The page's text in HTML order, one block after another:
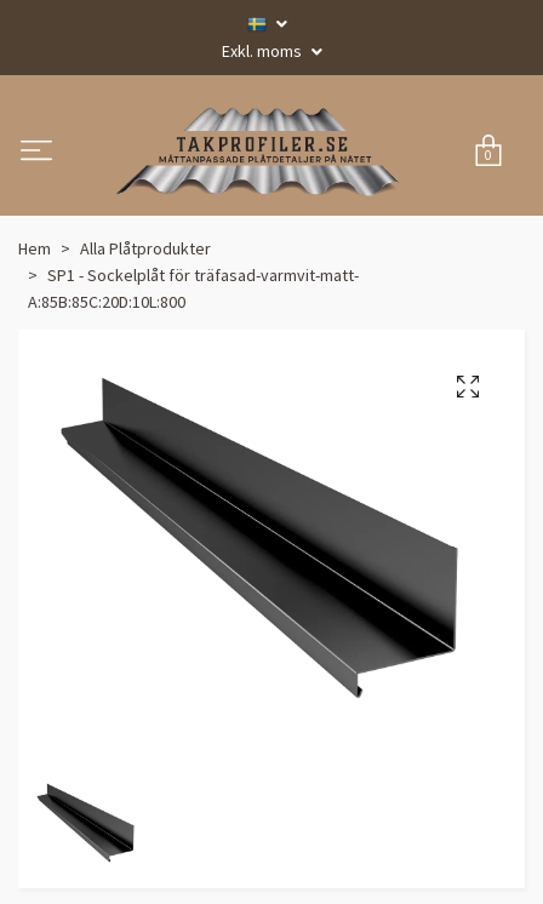
Exkl. moms
0
Hem
Alla Plåtprodukter
SP1 - Sockelplåt för träfasad-varmvit-matt-
A:85B:85C:20D:10L:800